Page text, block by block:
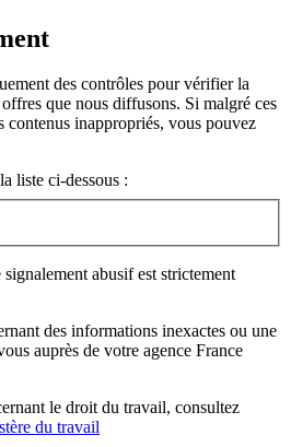
des contrôles pour vérifier la
que nous diffusons. Si malgré ces
contenus inappropriés, vous pouvez
liste ci-dessous :
abusif est strictement
des informations inexactes ou une
auprès de votre agence France
le droit du travail, consultez
du travail